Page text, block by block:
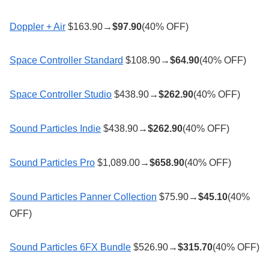
Doppler + Air $163.90→$97.90(40% OFF)
Space Controller Standard $108.90→$64.90(40% OFF)
Space Controller Studio $438.90→$262.90(40% OFF)
Sound Particles Indie $438.90→$262.90(40% OFF)
Sound Particles Pro $1,089.00→$658.90(40% OFF)
Sound Particles Panner Collection $75.90→$45.10(40%
OFF)
Sound Particles 6FX Bundle $526.90→$315.70(40% OFF)